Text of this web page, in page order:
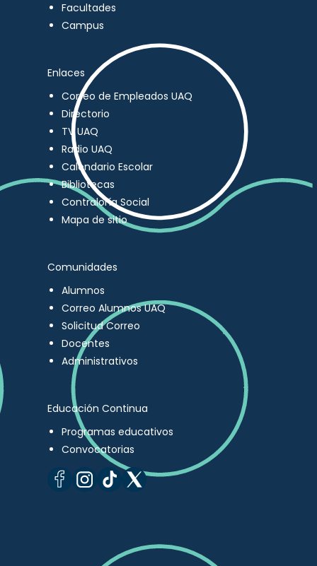
Facultades
Campus
Enlaces
Correo de Empleados UAQ
Directorio
TV UAQ
Radio UAQ
Calendario Escolar
Bibliotecas
Contraloría Social
Mapa de sitio
Comunidades
Alumnos
Correo Alumnos UAQ
Solicitud Correo
Docentes
Administrativos
Educación Continua
Programas educativos
Convocatorias